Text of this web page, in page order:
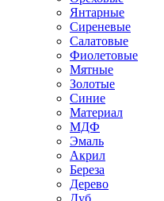
Янтарные
Сиреневые
Салатовые
Фиолетовые
Мятные
Золотые
Синие
Материал
МДФ
Эмаль
Акрил
Береза
Дерево
Дуб